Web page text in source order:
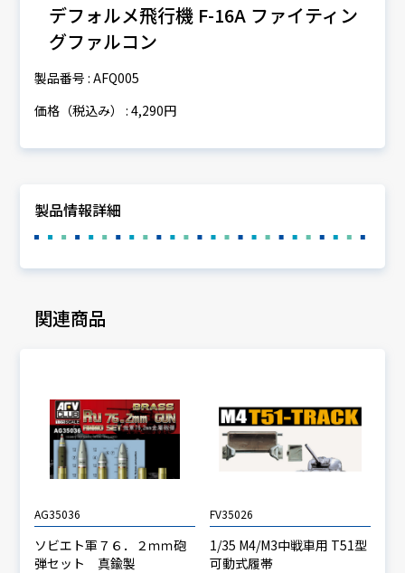
デフォルメ飛行機 F-16A ファイティン
グファルコン
製品番号 : AFQ005
価格（税込み） : 4,290円
製品情報詳細
関連商品
AG35036
ソビエト軍７６．２ｍｍ砲
弾セット 真鍮製
FV35026
1/35 M4/M3中戦車用 T51型
可動式履帯